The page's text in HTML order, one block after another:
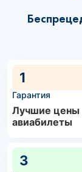
1
Гарантия
Лучшие цены
авиабилеты
3